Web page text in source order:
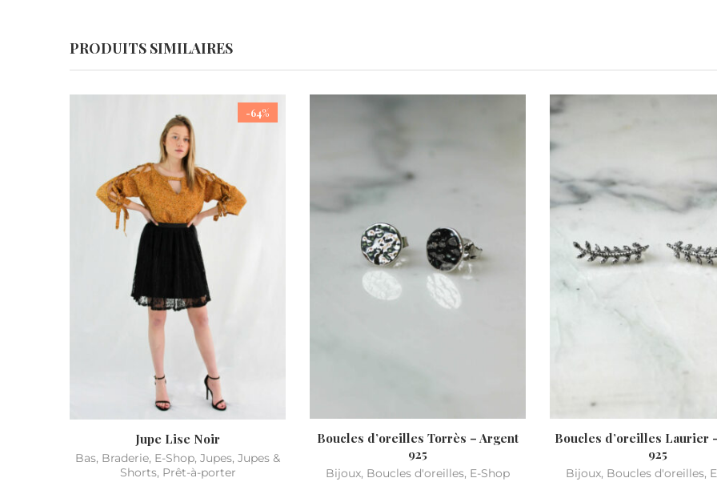
PRODUITS SIMILAIRES
-64%
Jupe Lise Noir
Bas, Braderie, E-Shop, Jupes, Jupes &
Shorts, Prêt-à-porter
Boucles d’oreilles Torrès – Argent
925
Bijoux, Boucles d'oreilles, E-Shop
Boucles d’oreilles Laurier
925
Bijoux, Boucles d'oreilles,